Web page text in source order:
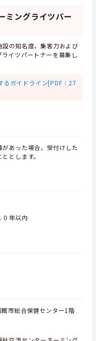
ミングライツパー
の知名度，集客力および
イツパートナーを募集し
るガイドライン[PDF：27
あった場合，受付けした
とします。
０年以内
市総合保健センター1階